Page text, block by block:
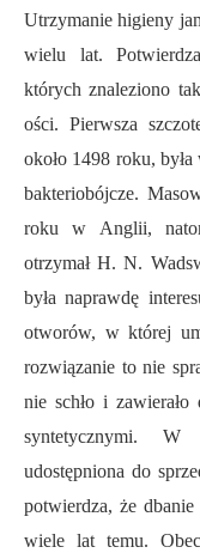
Utrzymanie higieny
wielu lat.
których znaleziono
ości. Pierwsza
około 1498 roku,
bakteriobójcze.
roku w Anglii,
otrzymał H. N.
była naprawdę
otworów, w której
rozwiązanie to nie
nie schło i zawierało
syntetycznymi. W
udostępniona do
potwierdza, że
wiele lat temu.